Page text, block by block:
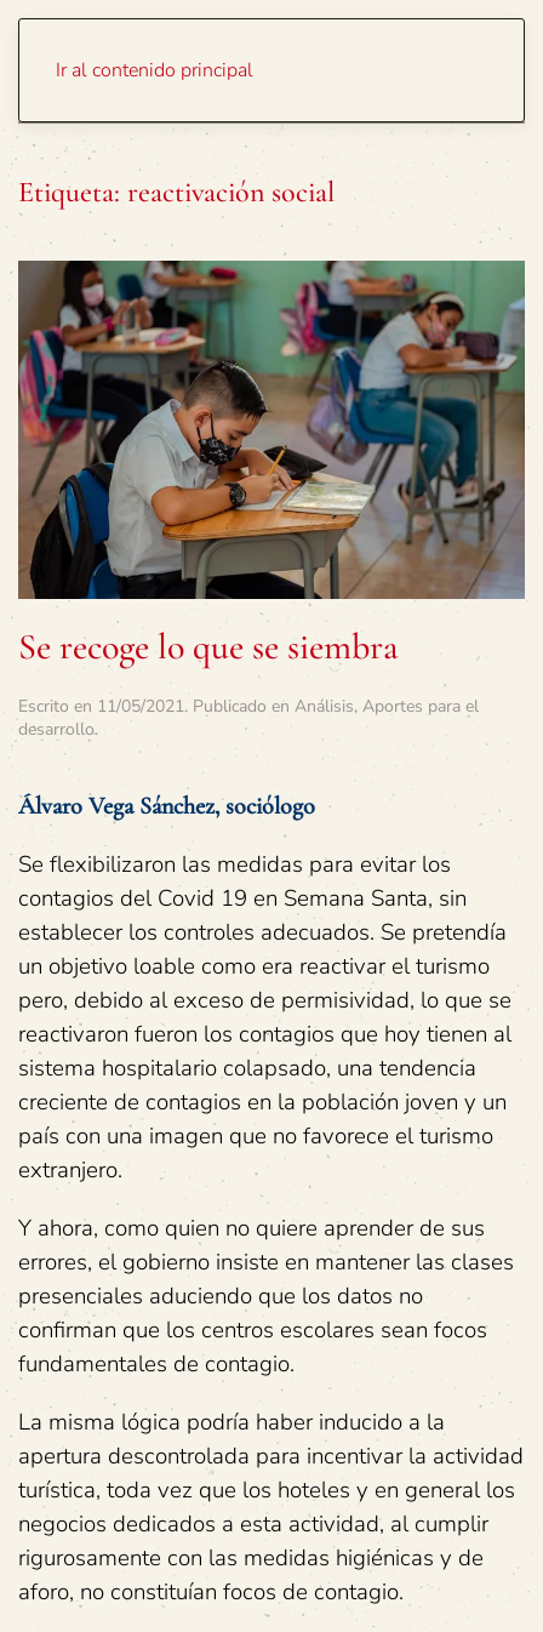
Ir al contenido principal
Etiqueta: reactivación social
Se recoge lo que se siembra
Escrito en 11/05/2021. Publicado en Análisis, Aportes para el
desarrollo.
Álvaro Vega Sánchez, sociólogo
Se flexibilizaron las medidas para evitar los
contagios del Covid 19 en Semana Santa, sin
establecer los controles adecuados. Se pretendía
un objetivo loable como era reactivar el turismo
pero, debido al exceso de permisividad, lo que se
reactivaron fueron los contagios que hoy tienen al
sistema hospitalario colapsado, una tendencia
creciente de contagios en la población joven y un
país con una imagen que no favorece el turismo
extranjero.
Y ahora, como quien no quiere aprender de sus
errores, el gobierno insiste en mantener las clases
presenciales aduciendo que los datos no
confirman que los centros escolares sean focos
fundamentales de contagio.
La misma lógica podría haber inducido a la
apertura descontrolada para incentivar la actividad
turística, toda vez que los hoteles y en general los
negocios dedicados a esta actividad, al cumplir
rigurosamente con las medidas higiénicas y de
aforo, no constituían focos de contagio.